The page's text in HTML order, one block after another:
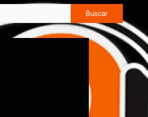
Buscar